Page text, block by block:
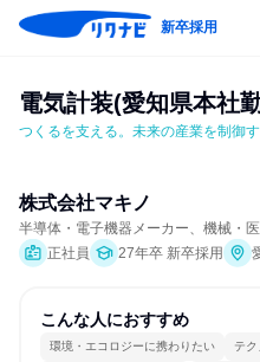
新卒採用
電気計装(愛知県本社
つくるを支える。未来の産業を制御
株式会社マキノ
半導体・電子機器メーカー、機械・
正社員
27年卒 新卒採用
こんな人におすすめ
環境・エコロジーに携わりたい テ